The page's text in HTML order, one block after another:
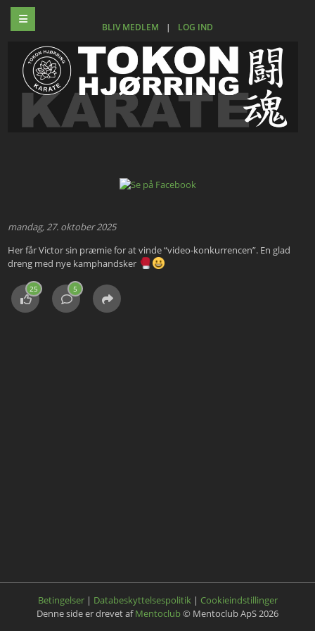
BLIV MEDLEM | LOG IND
mandag, 27. oktober 2025
Her får Victor sin præmie for at vinde “video-konkurrencen”. En glad
dreng med nye kamphandsker
25 5
Betingelser | Databeskyttelsespolitik | Cookieindstillinger
Denne side er drevet afMentoclub© Mentoclub ApS 2026